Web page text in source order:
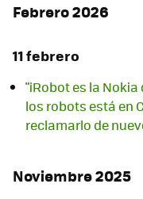
Febrero 2026
11 febrero
"iRobot es la
los robots está en
reclamarlo de
Noviembre 2025